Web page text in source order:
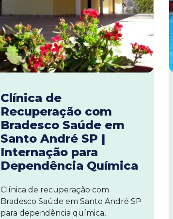
Clínica de
Recuperação com
Bradesco Saúde em
Santo André SP |
Internação para
Dependência Química
Clínica de recuperação com
Bradesco Saúde em Santo André SP
para dependência química,